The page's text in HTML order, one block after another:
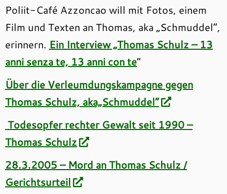
Poliit-Café Azzoncao will mit Fotos, einem
Film und Texten an Thomas, aka „Schmuddel“,
erinnern. Ein Interview „Thomas Schulz – 13
anni senza te, 13 anni con te“
Über die Verleumdungskampagne gegen
Thomas Schulz, aka„Schmuddel“
Todesopfer rechter Gewalt seit 1990 –
Thomas Schulz
28.3.2005 – Mord an Thomas Schulz /
Gerichtsurteil